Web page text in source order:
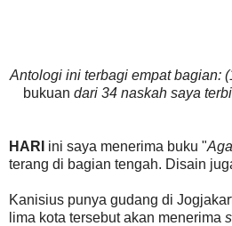
Antologi ini terbagi empat bagian:
bukuan dari 34 naskah saya
HARI ini saya menerima buku "
terang di bagian tengah. Disain
Kanisius punya gudang di
lima kota tersebut akan menerima